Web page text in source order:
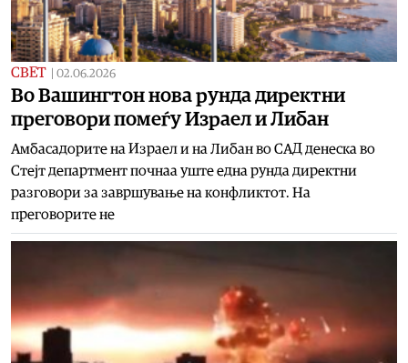
СВЕТ 02.06.2026
Во Вашингтон нова рунда директни
преговори помеѓу Израел и Либан
Амбасадорите на Израел и на Либан во САД денеска во
Стејт департмент почнаа уште една рунда директни
разговори за завршување на конфликтот. На
преговорите не